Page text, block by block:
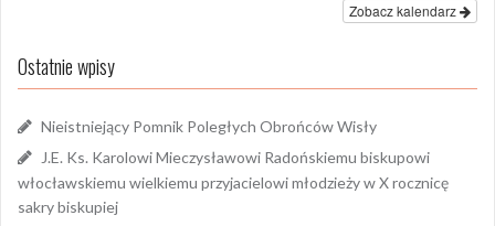
Zobacz kalendarz
Ostatnie wpisy
Nieistniejący Pomnik Poległych Obrońców Wisły
J.E. Ks. Karolowi Mieczysławowi Radońskiemu biskupowi
włocławskiemu wielkiemu przyjacielowi młodzieży w X rocznicę
sakry biskupiej